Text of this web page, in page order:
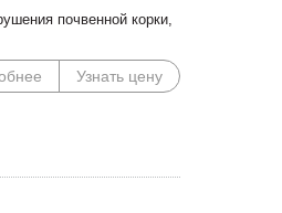
почвенной корки,
Узнать цену